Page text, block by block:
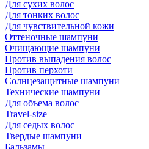
Для сухих волос
Для тонких волос
Для чувствительной кожи
Оттеночные шампуни
Очищающие шампуни
Против выпадения волос
Против перхоти
Солнцезащитные шампуни
Технические шампуни
Для объема волос
Travel-size
Для седых волос
Твердые шампуни
Бальзамы